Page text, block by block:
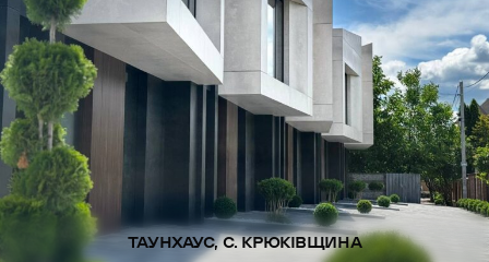
ТАУНХАУС, С. КРЮКІВЩИНА